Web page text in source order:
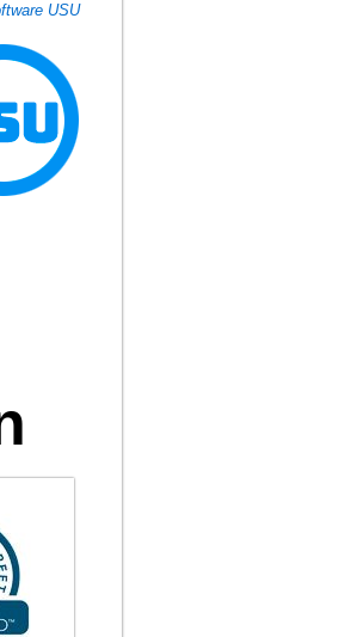
USU